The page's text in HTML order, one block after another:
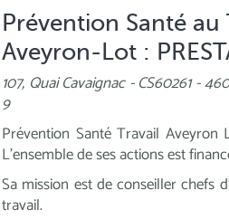
Prévention Santé au
Aveyron-Lot :
107, Quai Cavaignac - CS60261 -
9
Prévention Santé Travail Aveyron
L’ensemble de ses actions est
Sa mission est de conseiller chefs
travail.